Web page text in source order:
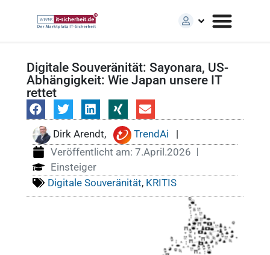
Digitale Souveränität: Sayonara, US-
Abhängigkeit: Wie Japan unsere IT
rettet
Dirk Arendt, TrendAi
|
Veröffentlicht am: 7.April.2026
Einsteiger
Digitale Souveränität, KRITIS